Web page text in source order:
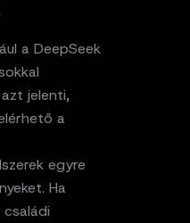
a DeepSeek
jelenti,
a
egyre
Ha